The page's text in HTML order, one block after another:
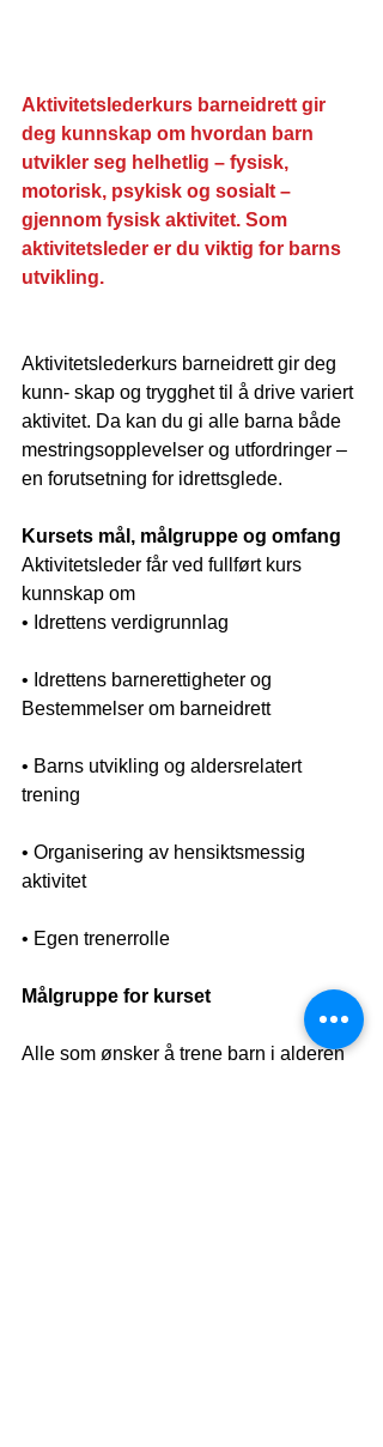
Aktivitetslederkurs barneidrett gir
deg kunnskap om hvordan barn
utvikler seg helhetlig – fysisk,
motorisk, psykisk og sosialt –
gjennom fysisk aktivitet. Som
aktivitetsleder er du viktig for barns
utvikling.
Aktivitetslederkurs barneidrett gir deg
kunn- skap og trygghet til å drive variert
aktivitet. Da kan du gi alle barna både
mestringsopplevelser og utfordringer –
en forutsetning for idrettsglede.
Kursets mål, målgruppe og omfang
Aktivitetsleder får ved fullført kurs
kunnskap om
• Idrettens verdigrunnlag
• Idrettens barnerettigheter og
Bestemmelser om barneidrett
• Barns utvikling og aldersrelatert
trening
• Organisering av hensiktsmessig
aktivitet
• Egen trenerrolle
Målgruppe for kurset
Alle som ønsker å trene barn i alderen